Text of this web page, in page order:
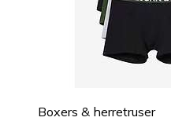
Boxers & herretruser